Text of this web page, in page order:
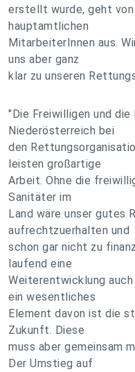
erstellt wurde, geht
hauptamtlichen
MitarbeiterInnen aus.
uns aber ganz
klar zu unseren
"Die Freiwilligen und
Niederösterreich bei
den
leisten großartige
Arbeit. Ohne die
Sanitäter im
Land wäre unser gutes
aufrechtzuerhalten und
schon gar nicht zu
laufend eine
Weiterentwicklung
ein wesentliches
Element davon ist die
Zukunft. Diese
muss aber gemeinsam
Der Umstieg auf